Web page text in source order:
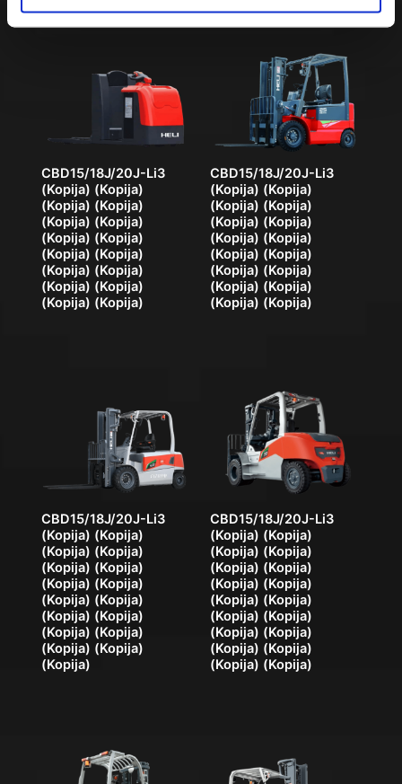
CBD15/18J/20J-Li3
(Kopija) (Kopija)
(Kopija) (Kopija)
(Kopija) (Kopija)
(Kopija) (Kopija)
(Kopija) (Kopija)
(Kopija) (Kopija)
(Kopija) (Kopija)
(Kopija) (Kopija)
CBD15/18J/20J-Li3
(Kopija) (Kopija)
(Kopija) (Kopija)
(Kopija) (Kopija)
(Kopija) (Kopija)
(Kopija) (Kopija)
(Kopija) (Kopija)
(Kopija) (Kopija)
(Kopija) (Kopija)
CBD15/18J/20J-Li3
(Kopija) (Kopija)
(Kopija) (Kopija)
(Kopija) (Kopija)
(Kopija) (Kopija)
(Kopija) (Kopija)
(Kopija) (Kopija)
(Kopija) (Kopija)
(Kopija) (Kopija)
(Kopija)
CBD15/18J/20J-Li3
(Kopija) (Kopija)
(Kopija) (Kopija)
(Kopija) (Kopija)
(Kopija) (Kopija)
(Kopija) (Kopija)
(Kopija) (Kopija)
(Kopija) (Kopija)
(Kopija) (Kopija)
(Kopija) (Kopija)